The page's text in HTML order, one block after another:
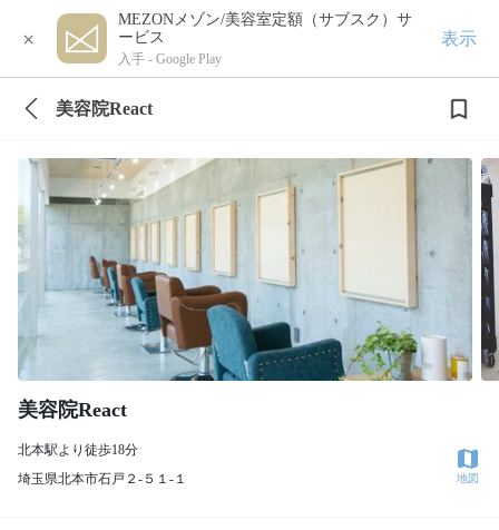
×
MEZONメゾン/美容室定額（サブスク）サ
ービス
入手 - Google Play
表示
美容院React
美容院React
北本駅より徒歩18分
埼玉県北本市石戸２-５１-１
地図